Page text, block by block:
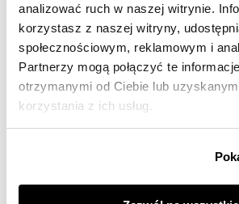
analizować ruch w naszej witrynie.
korzystasz z naszej witryny,
społecznościowym, reklamowym i
Partnerzy mogą połączyć te
otrzymanymi od Ciebie lub
korzystania z ich usług.
OUTLET
HOT
79,99 zł
Cena regularna439,99 zł
OUTLET
HOT
Golf z
Cena
obniżką